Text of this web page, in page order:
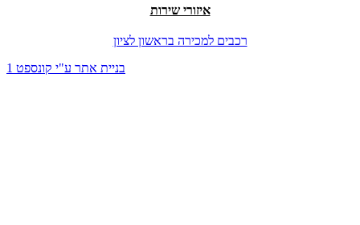
איזורי שירות
רכבים למכירה בראשון לציון
בניית אתר ע"י קונספט 1